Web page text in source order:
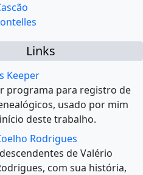
Links
Keeper
programa para registro de
usado por mim
deste trabalho.
Rodrigues
de Valério
com sua história,